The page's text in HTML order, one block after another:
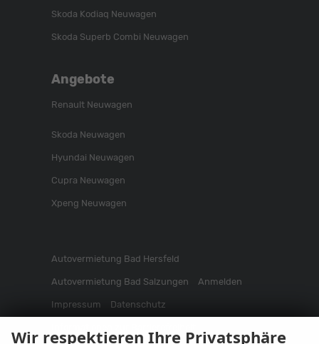
Skoda Kodiaq Neuwagen
Skoda Superb Combi Neuwagen
Angebote
Renault Neuwagen
Skoda Neuwagen
Hyundai Neuwagen
Cupra Neuwagen
Xpeng Neuwagen
Autovermietung Bad Hersfeld
Autovermietung Bad Salzungen Anmelden
Impressum Datenschutz
Wir respektieren Ihre Privatsphäre